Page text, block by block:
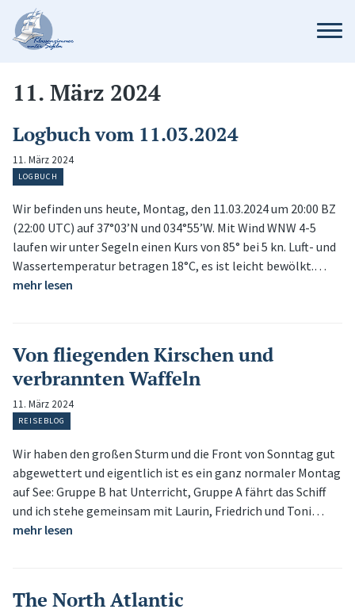
11. März 2024
Logbuch vom 11.03.2024
11. März 2024
LOGBUCH
Wir befinden uns heute, Montag, den 11.03.2024 um 20:00 BZ
(22:00 UTC) auf 37°03’N und 034°55’W. Mit Wind WNW 4-5
laufen wir unter Segeln einen Kurs von 85° bei 5 kn. Luft- und
Wassertemperatur betragen 18°C, es ist leicht bewölkt.…
mehr lesen
Von fliegenden Kirschen und
verbrannten Waffeln
11. März 2024
REISEBLOG
Wir haben den großen Sturm und die Front von Sonntag gut
abgewettert und eigentlich ist es ein ganz normaler Montag
auf See: Gruppe B hat Unterricht, Gruppe A fährt das Schiff
und ich stehe gemeinsam mit Laurin, Friedrich und Toni…
mehr lesen
The North Atlantic